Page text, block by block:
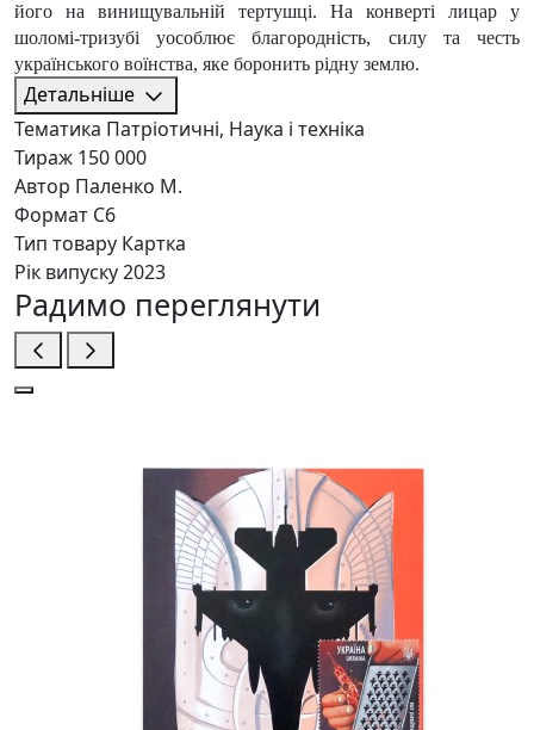
його на винищувальній тертушці. На конверті лицар у
шоломі-тризубі уособлює благородність, силу та честь
українського воїнства, яке боронить рідну землю.
Детальніше
Тематика Патріотичні, Наука і техніка
Тираж 150 000
Автор Паленко М.
Формат С6
Тип товару Картка
Рік випуску2023
Радимо переглянути